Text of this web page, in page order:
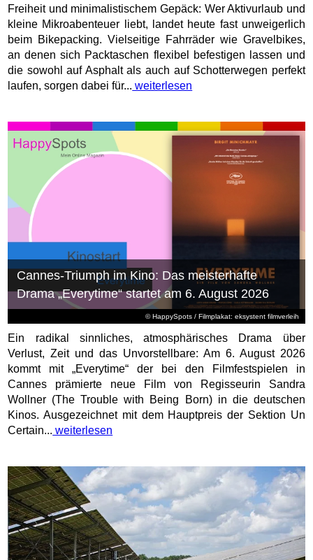
Freiheit und minimalistischem Gepäck: Wer Aktivurlaub und
kleine Mikroabenteuer liebt, landet heute fast unweigerlich
beim Bikepacking. Vielseitige Fahrräder wie Gravelbikes,
an denen sich Packtaschen flexibel befestigen lassen und
die sowohl auf Asphalt als auch auf Schotterwegen perfekt
laufen, sorgen dabei für... weiterlesen
© HappySpots / Filmplakat: eksystent filmverleih
Cannes-Triumph im Kino: Das meisterhafte
Drama „Everytime“ startet am 6. August 2026
Ein radikal sinnliches, atmosphärisches Drama über
Verlust, Zeit und das Unvorstellbare: Am 6. August 2026
kommt mit „Everytime“ der bei den Filmfestspielen in
Cannes prämierte neue Film von Regisseurin Sandra
Wollner (The Trouble with Being Born) in die deutschen
Kinos. Ausgezeichnet mit dem Hauptpreis der Sektion Un
Certain... weiterlesen